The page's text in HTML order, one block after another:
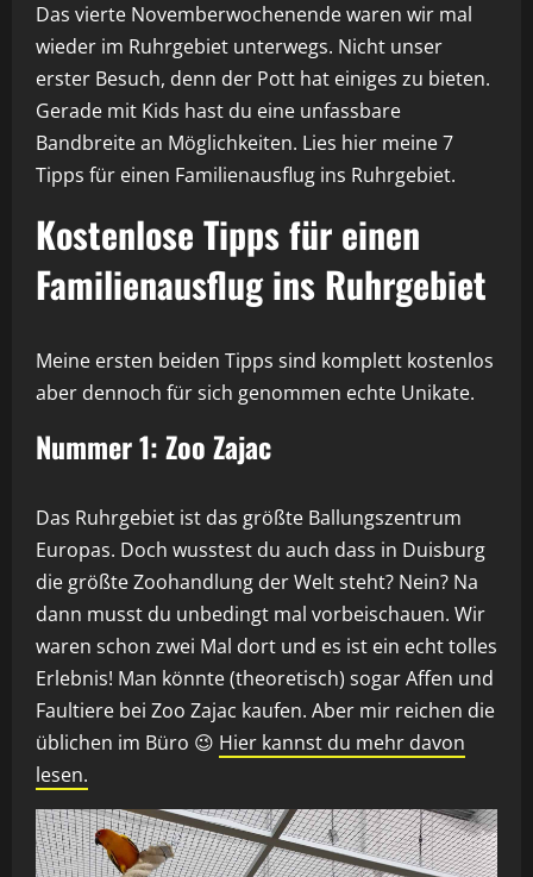
Das vierte Novemberwochenende waren wir mal
wieder im Ruhrgebiet unterwegs. Nicht unser
erster Besuch, denn der Pott hat einiges zu bieten.
Gerade mit Kids hast du eine unfassbare
Bandbreite an Möglichkeiten. Lies hier meine 7
Tipps für einen Familienausflug ins Ruhrgebiet.
Kostenlose Tipps für einen
Familienausflug ins Ruhrgebiet
Meine ersten beiden Tipps sind komplett kostenlos
aber dennoch für sich genommen echte Unikate.
Nummer 1: Zoo Zajac
Das Ruhrgebiet ist das größte Ballungszentrum
Europas. Doch wusstest du auch dass in Duisburg
die größte Zoohandlung der Welt steht? Nein? Na
dann musst du unbedingt mal vorbeischauen. Wir
waren schon zwei Mal dort und es ist ein echt tolles
Erlebnis! Man könnte (theoretisch) sogar Affen und
Faultiere bei Zoo Zajac kaufen. Aber mir reichen die
üblichen im Büro 😉 Hier kannst du mehr davon
lesen.